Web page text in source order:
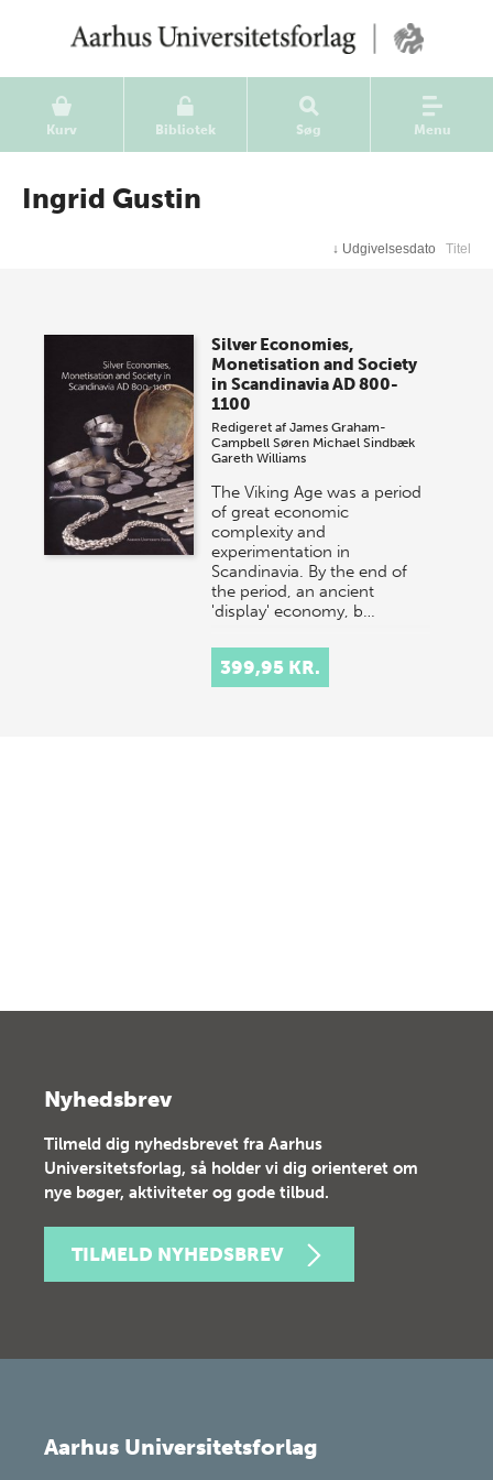
Kurv Bibliotek Søg Menu
Ingrid Gustin
↓ Udgivelsesdato Titel
Silver Economies,
Monetisation and Society
in Scandinavia AD 800-
1100
Redigeret afJames Graham-
Campbell Søren Michael Sindbæk
Gareth Williams
The Viking Age was a period
of great economic
complexity and
experimentation in
Scandinavia. By the end of
the period, an ancient
'display' economy, b…
399,95 KR.
Nyhedsbrev
Tilmeld dig nyhedsbrevet fra Aarhus
Universitetsforlag, så holder vi dig orienteret om
nye bøger, aktiviteter og gode tilbud.
TILMELD NYHEDSBREV
Aarhus Universitetsforlag